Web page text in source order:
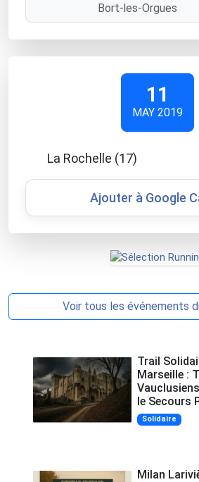
Bort-les-Orgues
11
MAY 2019
La Rochelle (17)
Ajouter à Google
Voir tous les événements
Trail
Marseille :
le Secours
Solidaire
Milan